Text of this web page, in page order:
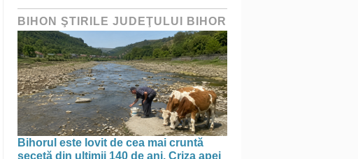
BIHON ŞTIRILE JUDEŢULUI BIHOR
Bihorul este lovit de cea mai cruntă
secetă din ultimii 140 de ani. Criza apei